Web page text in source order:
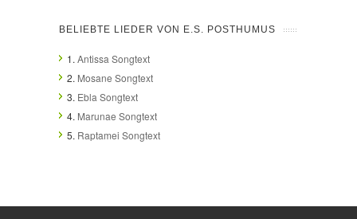
BELIEBTE LIEDER VON E.S. POSTHUMUS
1. Antissa Songtext
2. Mosane Songtext
3. Ebla Songtext
4. Marunae Songtext
5. Raptamei Songtext